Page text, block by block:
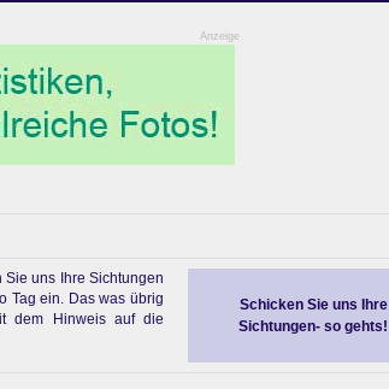
Anzeige
uns Ihre Sichtungen
Tag ein. Das was übrig
dem Hinweis auf die
Schicken Sie uns Ihre
Sichtungen- so gehts!